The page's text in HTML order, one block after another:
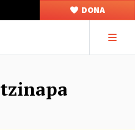
DONA